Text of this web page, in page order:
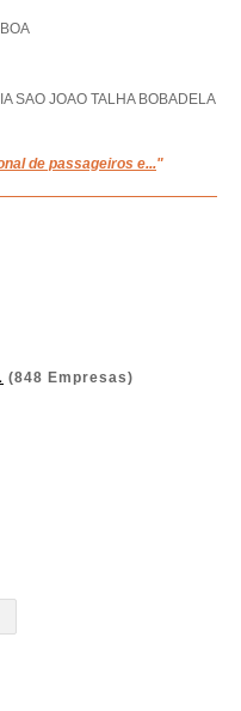
SAO JOAO TALHA BOBADELA
de passageiros e..."
(848 Empresas)